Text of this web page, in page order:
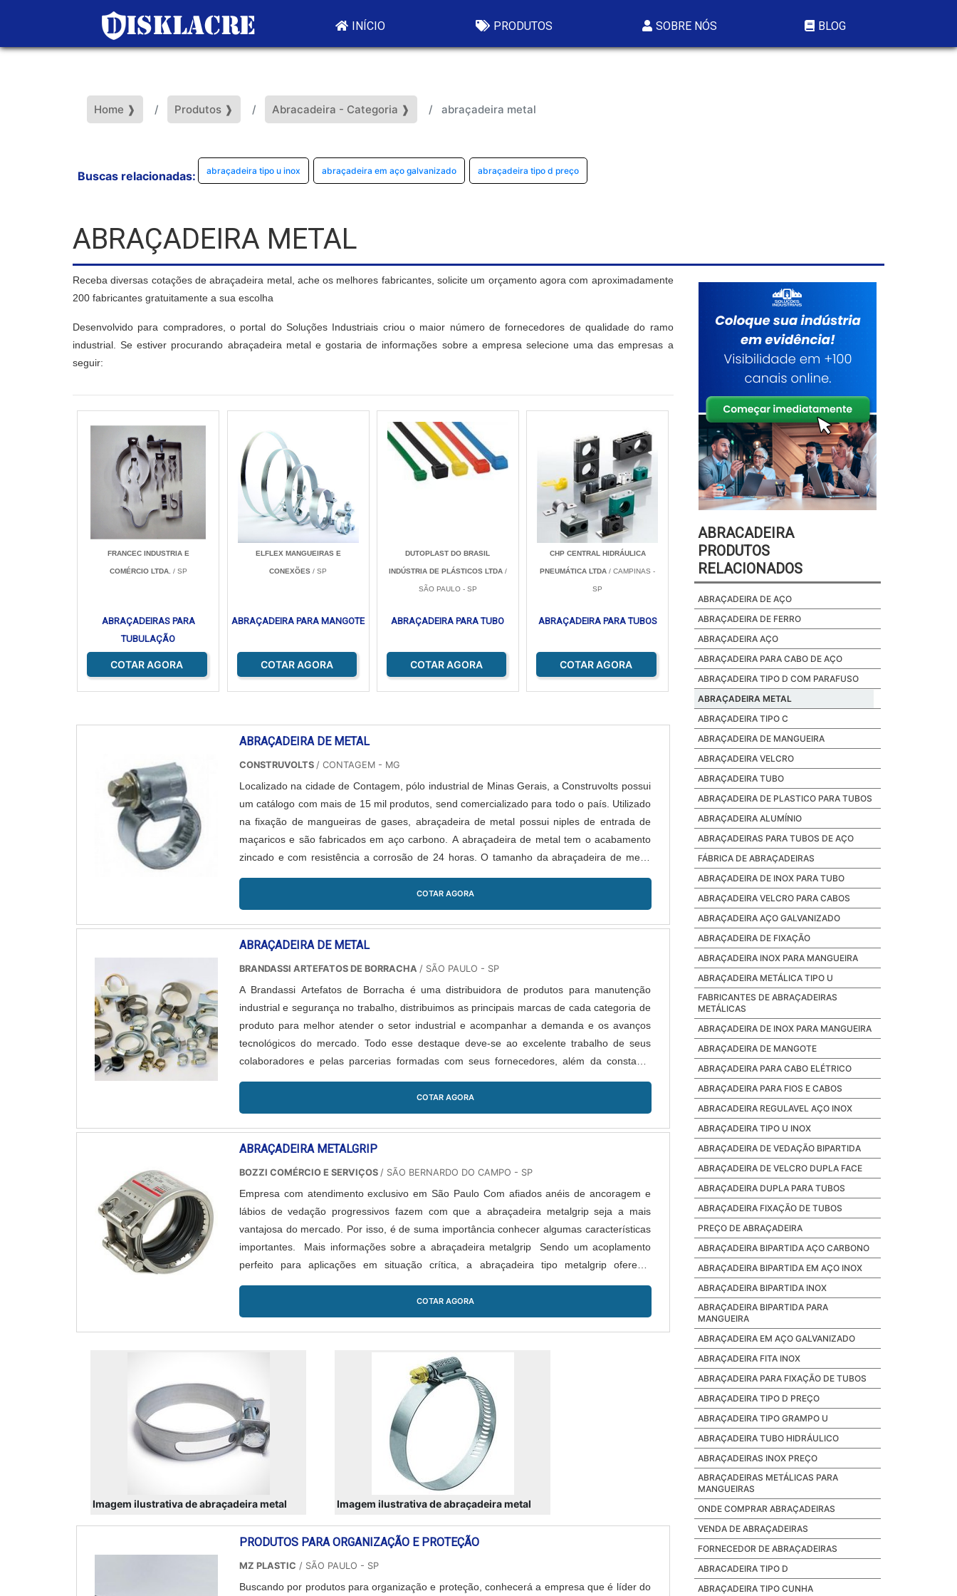
INÍCIO PRODUTOS SOBRE NÓS BLOG
Home ❱ Produtos ❱ Abracadeira - Categoria ❱ abraçadeira metal
Buscas relacionadas: abraçadeira tipo u inox abraçadeira em aço galvanizado abraçadeira tipo d preço
ABRAÇADEIRA METAL
Receba diversas cotações de abraçadeira metal, ache os melhores fabricantes, solicite um orçamento agora com aproximadamente
200 fabricantes gratuitamente a sua escolha
Desenvolvido para compradores, o portal do Soluções Industriais criou o maior número de fornecedores de qualidade do ramo
industrial. Se estiver procurando abraçadeira metal e gostaria de informações sobre a empresa selecione uma das empresas a
seguir:
FRANCEC INDUSTRIA E
COMÉRCIO LTDA. / SP
ABRAÇADEIRAS PARA
TUBULAÇÃO
COTAR AGORA
ELFLEX MANGUEIRAS E
CONEXÕES / SP
ABRAÇADEIRA PARA MANGOTE
COTAR AGORA
DUTOPLAST DO BRASIL
INDÚSTRIA DE PLÁSTICOS LTDA/
SÃO PAULO - SP
ABRAÇADEIRA PARA TUBO
COTAR AGORA
CHP CENTRAL HIDRÁULICA
PNEUMÁTICA LTDA / CAMPINAS -
SP
ABRAÇADEIRA PARA TUBOS
COTAR AGORA
ABRAÇADEIRA DE METAL
CONSTRUVOLTS / CONTAGEM - MG
Localizado na cidade de Contagem, pólo industrial de Minas Gerais, a Construvolts possui
um catálogo com mais de 15 mil produtos, send comercializado para todo o país. Utilizado
na fixação de mangueiras de gases, abraçadeira de metal possui niples de entrada de
maçaricos e são fabricados em aço carbono. A abraçadeira de metal tem o acabamento
zincado e com resistência a corrosão de 24 horas. O tamanho da abraçadeira de metal
COTAR AGORA
ABRAÇADEIRA DE METAL
BRANDASSI ARTEFATOS DE BORRACHA / SÃO PAULO - SP
A Brandassi Artefatos de Borracha é uma distribuidora de produtos para manutenção
industrial e segurança no trabalho, distribuimos as principais marcas de cada categoria de
produto para melhor atender o setor industrial e acompanhar a demanda e os avanços
tecnológicos do mercado. Todo esse destaque deve-se ao excelente trabalho de seus
colaboradores e pelas parcerias formadas com seus fornecedores, além da constante
COTAR AGORA
ABRAÇADEIRA METALGRIP
BOZZI COMÉRCIO E SERVIÇOS / SÃO BERNARDO DO CAMPO - SP
Empresa com atendimento exclusivo em São Paulo Com afiados anéis de ancoragem e
lábios de vedação progressivos fazem com que a abraçadeira metalgrip seja a mais
vantajosa do mercado. Por isso, é de suma importância conhecer algumas características
importantes. Mais informações sobre a abraçadeira metalgrip Sendo um acoplamento
perfeito para aplicações em situação crítica, a abraçadeira tipo metalgrip oferece:
COTAR AGORA
Imagem ilustrativa de abraçadeira metal Imagem ilustrativa de abraçadeira metal
PRODUTOS PARA ORGANIZAÇÃO E PROTEÇÃO
MZ PLASTIC / SÃO PAULO - SP
Buscando por produtos para organização e proteção, conhecerá a empresa que é líder do
ABRACADEIRA
PRODUTOS
RELACIONADOS
ABRAÇADEIRA DE AÇO
ABRAÇADEIRA DE FERRO
ABRAÇADEIRA AÇO
ABRAÇADEIRA PARA CABO DE AÇO
ABRAÇADEIRA TIPO D COM PARAFUSO
ABRAÇADEIRA METAL
ABRAÇADEIRA TIPO C
ABRAÇADEIRA DE MANGUEIRA
ABRAÇADEIRA VELCRO
ABRAÇADEIRA TUBO
ABRAÇADEIRA DE PLASTICO PARA TUBOS
ABRAÇADEIRA ALUMÍNIO
ABRAÇADEIRAS PARA TUBOS DE AÇO
FÁBRICA DE ABRAÇADEIRAS
ABRAÇADEIRA DE INOX PARA TUBO
ABRAÇADEIRA VELCRO PARA CABOS
ABRAÇADEIRA AÇO GALVANIZADO
ABRAÇADEIRA DE FIXAÇÃO
ABRAÇADEIRA INOX PARA MANGUEIRA
ABRAÇADEIRA METÁLICA TIPO U
FABRICANTES DE ABRAÇADEIRAS
METÁLICAS
ABRAÇADEIRA DE INOX PARA MANGUEIRA
ABRAÇADEIRA DE MANGOTE
ABRAÇADEIRA PARA CABO ELÉTRICO
ABRAÇADEIRA PARA FIOS E CABOS
ABRACADEIRA REGULAVEL AÇO INOX
ABRAÇADEIRA TIPO U INOX
ABRAÇADEIRA DE VEDAÇÃO BIPARTIDA
ABRAÇADEIRA DE VELCRO DUPLA FACE
ABRAÇADEIRA DUPLA PARA TUBOS
ABRAÇADEIRA FIXAÇÃO DE TUBOS
PREÇO DE ABRAÇADEIRA
ABRAÇADEIRA BIPARTIDA AÇO CARBONO
ABRAÇADEIRA BIPARTIDA EM AÇO INOX
ABRAÇADEIRA BIPARTIDA INOX
ABRAÇADEIRA BIPARTIDA PARA
MANGUEIRA
ABRAÇADEIRA EM AÇO GALVANIZADO
ABRAÇADEIRA FITA INOX
ABRAÇADEIRA PARA FIXAÇÃO DE TUBOS
ABRAÇADEIRA TIPO D PREÇO
ABRAÇADEIRA TIPO GRAMPO U
ABRAÇADEIRA TUBO HIDRÁULICO
ABRAÇADEIRAS INOX PREÇO
ABRAÇADEIRAS METÁLICAS PARA
MANGUEIRAS
ONDE COMPRAR ABRAÇADEIRAS
VENDA DE ABRAÇADEIRAS
FORNECEDOR DE ABRAÇADEIRAS
ABRACADEIRA TIPO D
ABRAÇADEIRA TIPO CUNHA